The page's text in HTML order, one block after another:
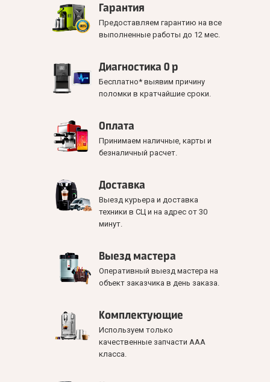
Гарантия
Предоставляем гарантию на все
выполненные работы до 12 мес.
Диагностика 0 р
Бесплатно* выявим причину
поломки в кратчайшие сроки.
Оплата
Принимаем наличные, карты и
безналичный расчет.
Доставка
Выезд курьера и доставка
техники в СЦ и на адрес от 30
минут.
Выезд мастера
Оперативный выезд мастера на
объект заказчика в день заказа.
Комплектующие
Используем только
качественные запчасти ААА
класса.